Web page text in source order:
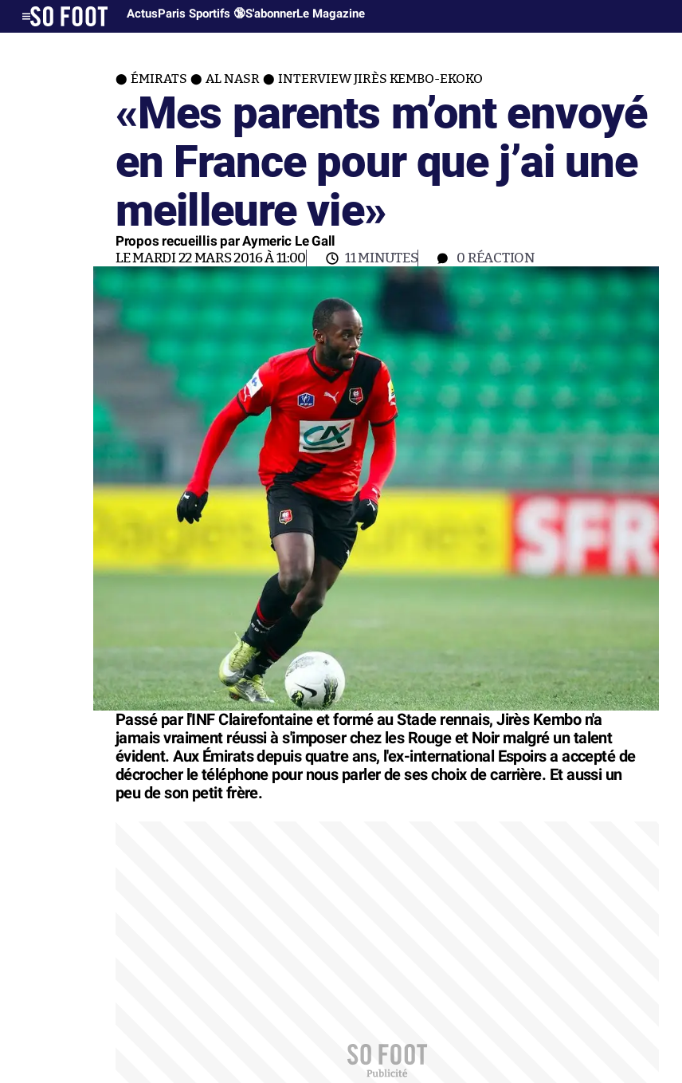
ActusParis Sportifs 🔞S'abonnerLe Magazine
ÉMIRATS AL NASR INTERVIEW JIRÈS KEMBO-EKOKO
«Mes parents m’ont envoyé
en France pour que j’ai une
meilleure vie»
Propos recueillis par Aymeric Le Gall
LE MARDI 22 MARS 2016 À 11:00 11 MINUTES 0 RÉACTION
Passé par l'INF Clairefontaine et formé au Stade rennais, Jirès Kembo n'a
jamais vraiment réussi à s'imposer chez les Rouge et Noir malgré un talent
évident. Aux Émirats depuis quatre ans, l'ex-international Espoirs a accepté de
décrocher le téléphone pour nous parler de ses choix de carrière. Et aussi un
peu de son petit frère.